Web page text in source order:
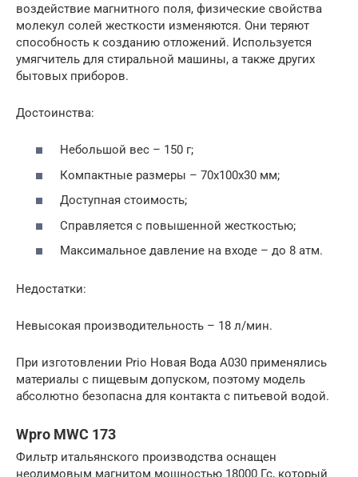
воздействие магнитного поля, физические свойства
молекул солей жесткости изменяются. Они теряют
способность к созданию отложений. Используется
умягчитель для стиральной машины, а также других
бытовых приборов.
Достоинства:
Небольшой вес – 150 г;
Компактные размеры – 70х100х30 мм;
Доступная стоимость;
Справляется с повышенной жесткостью;
Максимальное давление на входе – до 8 атм.
Недостатки:
Невысокая производительность – 18 л/мин.
При изготовлении Prio Новая Вода A030 применялись
материалы с пищевым допуском, поэтому модель
абсолютно безопасна для контакта с питьевой водой.
Wpro MWC 173
Фильтр итальянского производства оснащен
неодимовым магнитом мощностью 18000 Гс, который